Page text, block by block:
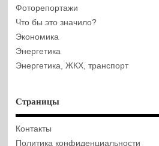
Фоторепортажи
Что бы это значило?
Экономика
Энергетика
Энергетика, ЖКХ, транспорт
Страницы
Контакты
Политика конфиденциальности